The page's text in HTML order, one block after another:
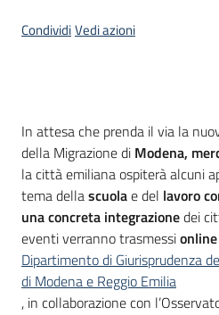
su
CondividiVedi azioni
Introduzione
In attesa che prenda il via la
della Migrazione di Modena,
la città emiliana ospiterà alcuni
tema dellascuolae del lavoro
una concreta integrazionedei
eventi verranno trasmessionline
Dipartimento di Giurisprudenza
di Modena e Reggio Emilia
, in collaborazione con